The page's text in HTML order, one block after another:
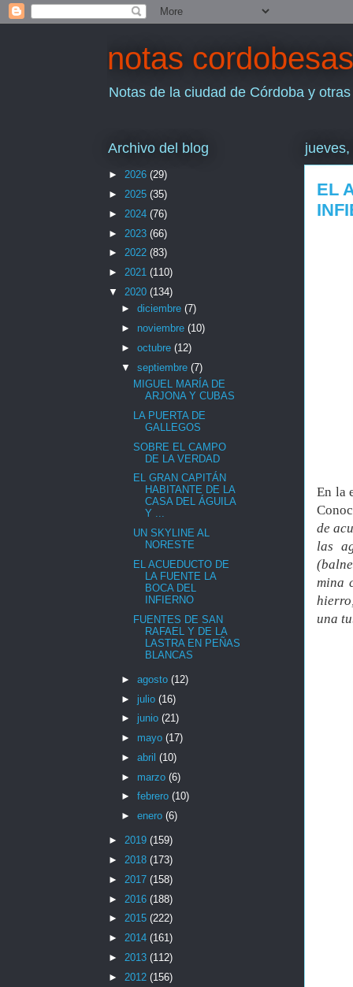
notas cordobesas
Notas de la ciudad de Córdoba y
EL
En la
de
las
mina
una
Archivo del blog
► 2026 (29)
► 2025 (35)
► 2024 (76)
► 2023 (66)
► 2022 (83)
► 2021 (110)
▼ 2020 (134)
► diciembre (7)
► noviembre (10)
► octubre (12)
▼ septiembre (7)
MIGUEL MARÍA DE
ARJONA Y CUBAS
LA PUERTA DE
GALLEGOS
SOBRE EL CAMPO
DE LA VERDAD
EL GRAN CAPITÁN
HABITANTE DE LA
CASA DEL ÁGUILA
Y ...
UN SKYLINE AL
NORESTE
EL ACUEDUCTO DE
LA FUENTE LA
BOCA DEL
INFIERNO
FUENTES DE SAN
RAFAEL Y DE LA
LASTRA EN PEÑAS
BLANCAS
► agosto (12)
► julio (16)
► junio (21)
► mayo (17)
► abril (10)
► marzo (6)
► febrero (10)
► enero (6)
► 2019 (159)
► 2018 (173)
► 2017 (158)
► 2016 (188)
► 2015 (222)
► 2014 (161)
► 2013 (112)
► 2012 (156)